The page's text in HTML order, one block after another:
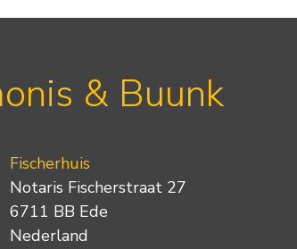
& Buunk
Fischerhuis
Notaris Fischerstraat 27
6711 BB Ede
Nederland